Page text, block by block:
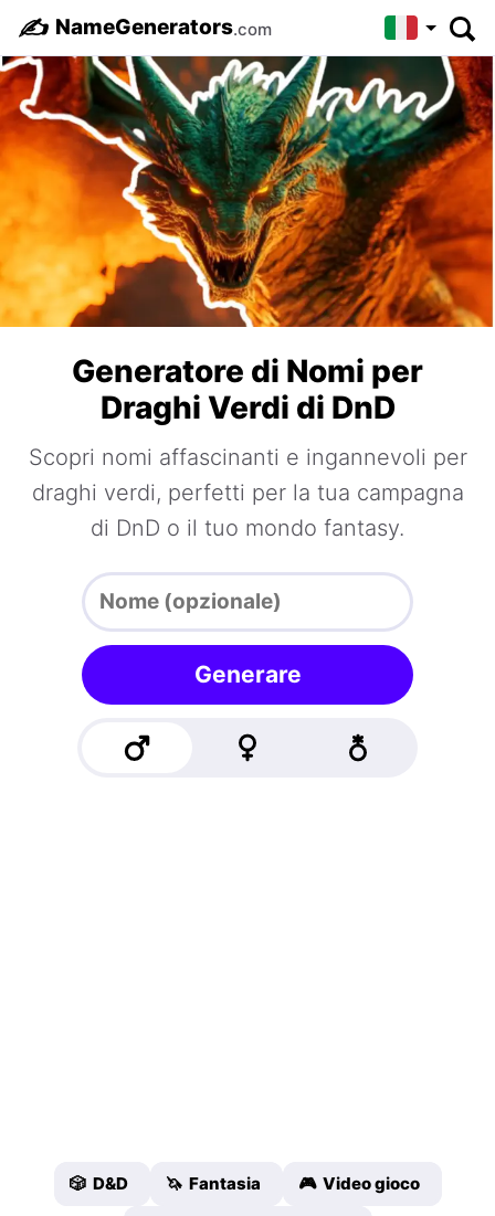
✍️ NameGenerators.com
Generatore di Nomi per
Draghi Verdi di DnD
Scopri nomi affascinanti e ingannevoli per
draghi verdi, perfetti per la tua campagna
di DnD o il tuo mondo fantasy.
Generare
🎲 D&D 🦄 Fantasia 🎮 Video gioco